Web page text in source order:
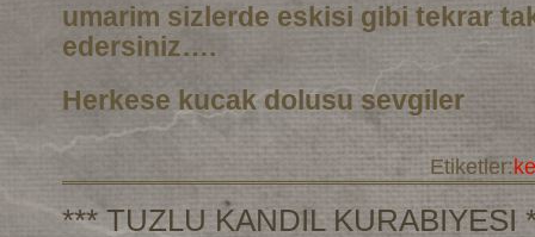
umarim sizlerde eskisi gibi tekrar
edersiniz….
Herkese kucak dolusu sevgiler
Etiketler:
*** TUZLU KANDIL KURABIYESI